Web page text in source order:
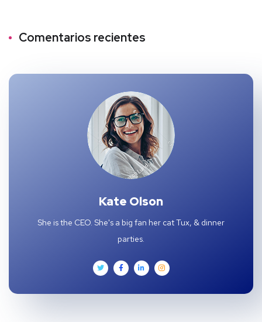
Comentarios recientes
Kate Olson
She is the CEO. She's a big fan her cat Tux, & dinner
parties.